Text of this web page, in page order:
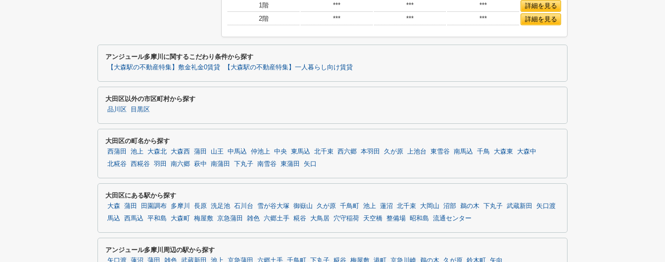
1階
*** *** ***
詳細を見る
2階
*** *** *** 詳細を見る
アンジュール多摩川に関するこだわり条件から探す
【大森駅の不動産特集】敷金礼金0賃貸 【大森駅の不動産特集】一人暮らし向け賃貸
大田区以外の市区町村から探す
品川区 目黒区
大田区の町名から探す
西蒲田 池上 大森北 大森西 蒲田 山王 中馬込 仲池上 中央 東馬込 北千束 西六郷 本羽田 久が原 上池台 東雪谷 南馬込 千鳥 大森東
大森中
北糀谷
西糀谷 羽田 南六郷 萩中 南蒲田 下丸子 南雪谷 東蒲田 矢口
大田区にある駅から探す
大森 蒲田 田園調布 多摩川 長原 洗足池 石川台 雪が谷大塚 御嶽山 久が原 千鳥町 池上 蓮沼 北千束 大岡山 沼部 鵜の木 下丸子 武蔵新田
矢口渡
馬込
西馬込 平和島 大森町 梅屋敷 京急蒲田 雑色 六郷土手 糀谷 大鳥居 穴守稲荷 天空橋 整備場 昭和島 流通センター
アンジュール多摩川周辺の駅から探す
矢口渡 蓮沼 蒲田 雑色 武蔵新田 池上 京急蒲田 六郷土手 千鳥町 下丸子 糀谷 梅屋敷 港町 京急川崎 鵜の木 久が原 鈴木町 矢向